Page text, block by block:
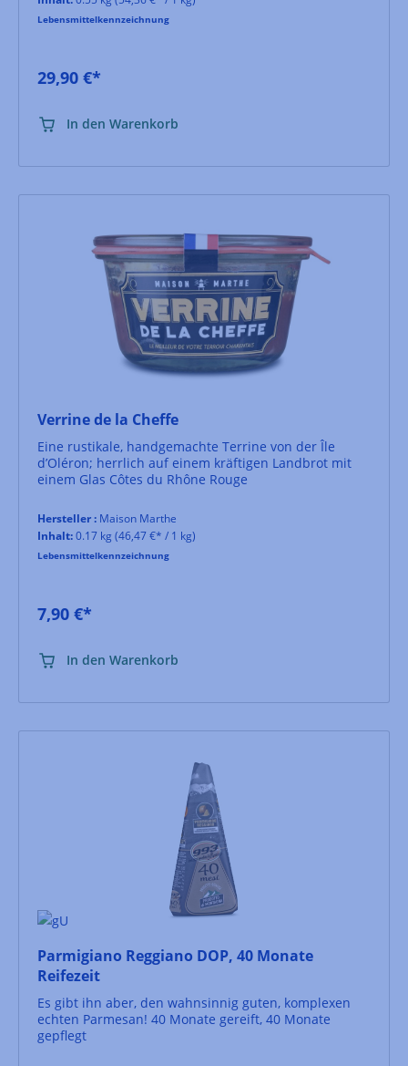
Lebensmittelkennzeichnung
29,90 €*
In den Warenkorb
Verrine de la Cheffe
Eine rustikale, handgemachte Terrine von der Île
d’Oléron; herrlich auf einem kräftigen Landbrot mit
einem Glas Côtes du Rhône Rouge
Hersteller : Maison Marthe
Inhalt:0.17 kg (46,47 €* / 1 kg)
Lebensmittelkennzeichnung
7,90 €*
In den Warenkorb
Parmigiano Reggiano DOP, 40 Monate
Reifezeit
Es gibt ihn aber, den wahnsinnig guten, komplexen
echten Parmesan! 40 Monate gereift, 40 Monate
gepflegt